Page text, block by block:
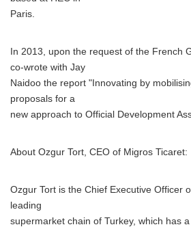
Paris.
In 2013, upon the request of the French
co-wrote with Jay
Naidoo the report "Innovating by
proposals for a
new approach to Official Development
About Ozgur Tort, CEO of Migros Ticaret:
Ozgur Tort is the Chief Executive Officer
leading
supermarket chain of Turkey, which has